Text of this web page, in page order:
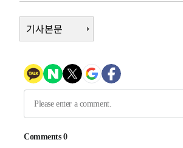
6시간 전 >극한폭염 한풀 꺾이지만…'낮 최고
날씨]
7시간 전 >축구협회 "압수수색·성접대 논란
7시간 전 > [속보]'압수수색·성접대 논란' 축
10시간 전 >'최고 37도' 폭염 지속…강원동해
기사본문